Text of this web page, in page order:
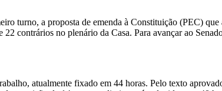
turno, a proposta de emenda à Constituição (PEC)
contrários no plenário da Casa. Para avançar ao
atualmente fixado em 44 horas. Pelo texto